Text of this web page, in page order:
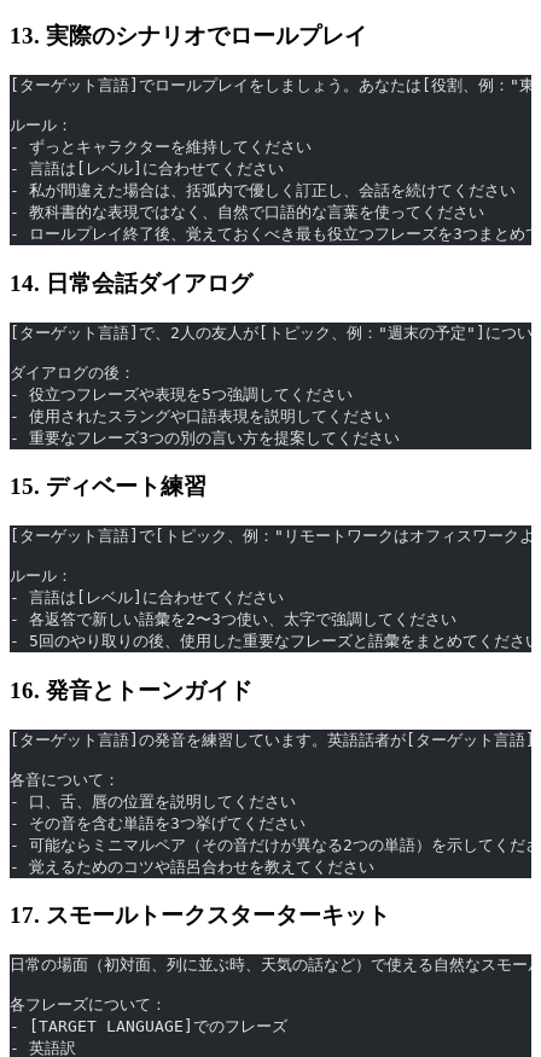
13. 実際のシナリオでロールプレイ
[ターゲット言語]でロールプレイをしましょう。あなたは[役割、例："
ルール：
- ずっとキャラクターを維持してください
- 言語は[レベル]に合わせてください
- 私が間違えた場合は、括弧内で優しく訂正し、会話を続けてください
- 教科書的な表現ではなく、自然で口語的な言葉を使ってください
- ロールプレイ終了後、覚えておくべき最も役立つフレーズを3つまとめ
14. 日常会話ダイアログ
[ターゲット言語]で、2人の友人が[トピック、例："週末の予定"]につい
ダイアログの後：
- 役立つフレーズや表現を5つ強調してください
- 使用されたスラングや口語表現を説明してください
- 重要なフレーズ3つの別の言い方を提案してください
15. ディベート練習
[ターゲット言語]で[トピック、例："リモートワークはオフィスワーク
ルール：
- 言語は[レベル]に合わせてください
- 各返答で新しい語彙を2〜3つ使い、太字で強調してください
- 5回のやり取りの後、使用した重要なフレーズと語彙をまとめてください
16. 発音とトーンガイド
[ターゲット言語]の発音を練習しています。英語話者が[ターゲット言語
各音について：
- 口、舌、唇の位置を説明してください
- その音を含む単語を3つ挙げてください
- 可能ならミニマルペア（その音だけが異なる2つの単語）を示してくだ
- 覚えるためのコツや語呂合わせを教えてください
17. スモールトークスターターキット
日常の場面（初対面、列に並ぶ時、天気の話など）で使える自然なスモ
各フレーズについて：
- [TARGET LANGUAGE]でのフレーズ
- 英語訳